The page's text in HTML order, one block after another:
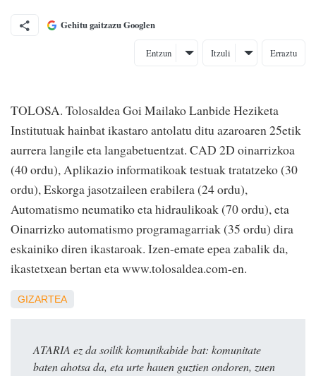
Gehitu gaitzazu Googlen
Entzun Itzuli Erraztu
TOLOSA. Tolosaldea Goi Mailako Lanbide Heziketa
Institutuak hainbat ikastaro antolatu ditu azaroaren 25etik
aurrera langile eta langabetuentzat. CAD 2D oinarrizkoa
(40 ordu), Aplikazio informatikoak testuak tratatzeko (30
ordu), Eskorga jasotzaileen erabilera (24 ordu),
Automatismo neumatiko eta hidraulikoak (70 ordu), eta
Oinarrizko automatismo programagarriak (35 ordu) dira
eskainiko diren ikastaroak. Izen-emate epea zabalik da,
ikastetxean bertan eta www.tolosaldea.com-en.
GIZARTEA
ATARIA ez da soilik komunikabide bat: komunitate
baten ahotsa da, eta urte hauen guztien ondoren, zuen